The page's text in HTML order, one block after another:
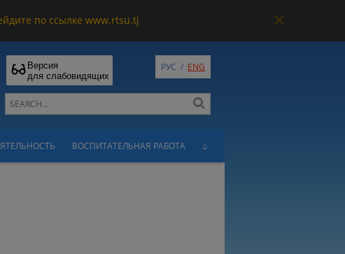
по ссылке www.rtsu.tj
Версия
для слабовидящих
РУС / ENG
ВОСПИТАТЕЛЬНАЯ РАБОТА ⌂